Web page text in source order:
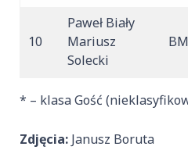
10
Paweł Biały
Mariusz
Solecki
* – klasa Gość
Zdjęcia: Janusz Boruta